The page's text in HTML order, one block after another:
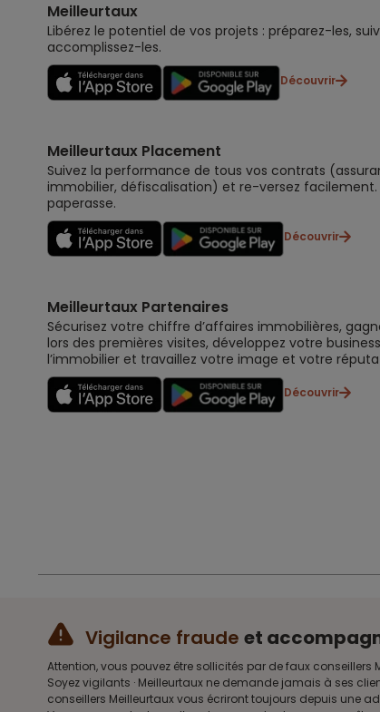
Meilleurtaux
Libérez le potentiel de vos projets : préparez-les,
accomplissez-les.
Découvrir
Meilleurtaux Placement
Suivez la performance de tous vos contrats
immobilier, défiscalisation) et re-versez facilement.
paperasse.
Découvrir
Meilleurtaux Partenaires
Sécurisez votre chiffre d’affaires immobilières,
lors des premières visites, développez votre
l’immobilier et travaillez votre image et votre
Découvrir
Vigilance fraude et
Attention, vous pouvez être sollicités par de faux
Soyez vigilants · Meilleurtaux ne demande jamais à ses
conseillers Meilleurtaux vous écriront toujours depuis une